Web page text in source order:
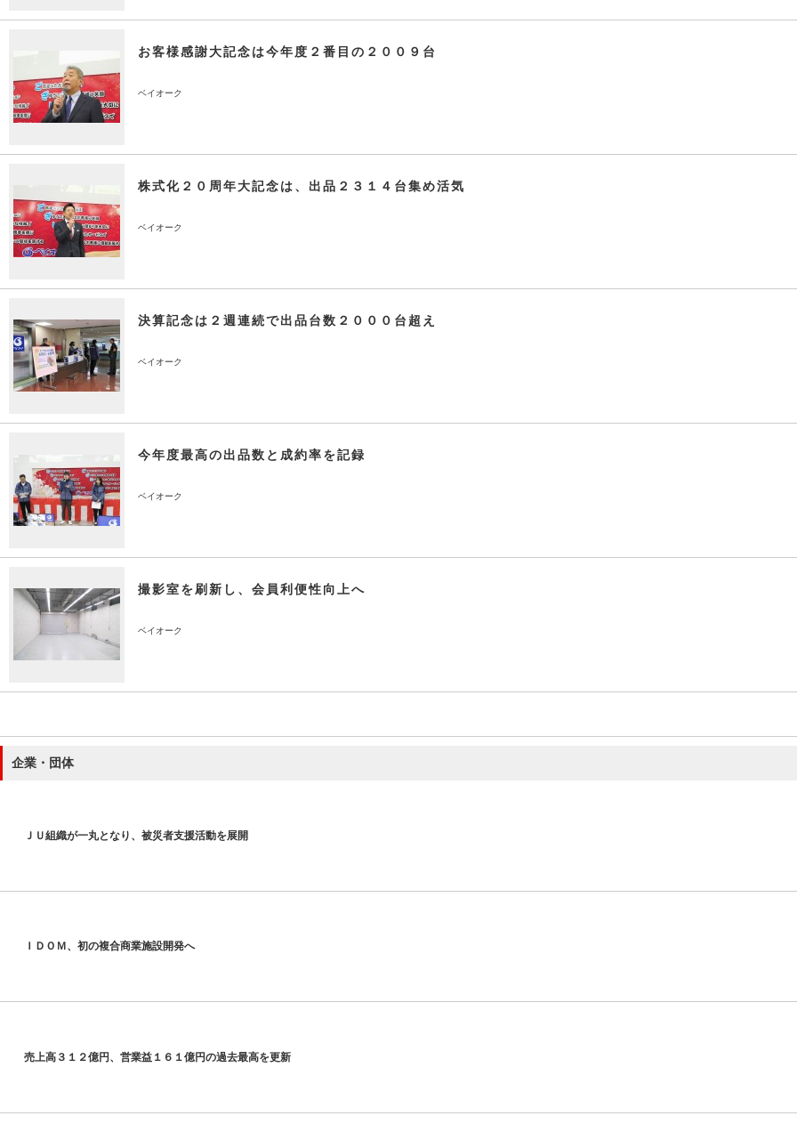
お客様感謝大記念は今年度２番目の２００９台
ベイオーク
株式化２０周年大記念は、出品２３１４台集め活気
ベイオーク
決算記念は２週連続で出品台数２０００台超え
ベイオーク
今年度最高の出品数と成約率を記録
ベイオーク
撮影室を刷新し、会員利便性向上へ
ベイオーク
企業・団体
ＪＵ組織が一丸となり、被災者支援活動を展開
ＩＤＯＭ、初の複合商業施設開発へ
売上高３１２億円、営業益１６１億円の過去最高を更新